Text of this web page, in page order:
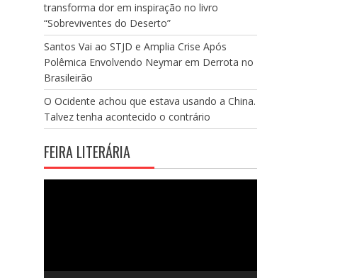
transforma dor em inspiração no livro
“Sobreviventes do Deserto”
Santos Vai ao STJD e Amplia Crise Após
Polêmica Envolvendo Neymar em Derrota no
Brasileirão
O Ocidente achou que estava usando a China.
Talvez tenha acontecido o contrário
FEIRA LITERÁRIA